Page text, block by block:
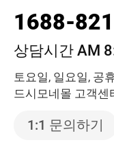
1688-
상담시간 AM
토요일, 일요일, 공
드시모네몰 고객센
1:1 문의하기